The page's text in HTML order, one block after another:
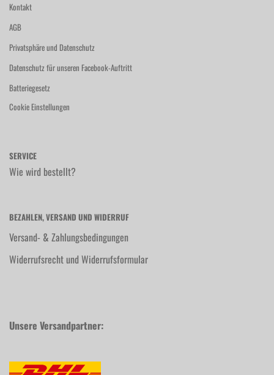
Kontakt
AGB
Privatsphäre und Datenschutz
Datenschutz für unseren Facebook-Auftritt
Batteriegesetz
Cookie Einstellungen
SERVICE
Wie wird bestellt?
BEZAHLEN, VERSAND UND WIDERRUF
Versand- & Zahlungsbedingungen
Widerrufsrecht und Widerrufsformular
Unsere Versandpartner: